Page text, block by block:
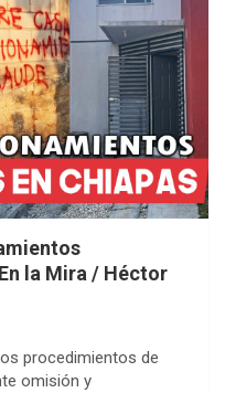
la Mira / Héctor
procedimientos de
omisión y